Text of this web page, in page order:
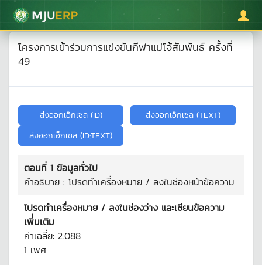
มหาวิทยาลัยแม่โจ้
โครงการเข้าร่วมการแข่งขันกีฬาแม่โจ้สัมพันธ์ ครั้งที่
49
ตอนที่ 1 ข้อมูลทั่วไป
คำอธิบาย : โปรดทำเครื่องหมาย / ลงในช่องหน้าข้อความ
โปรดทำเครื่องหมาย / ลงในช่องว่าง และเชียนข้อความ
เพิ่่มเติม
ค่าเฉลี่ย: 2.088
1 เพศ